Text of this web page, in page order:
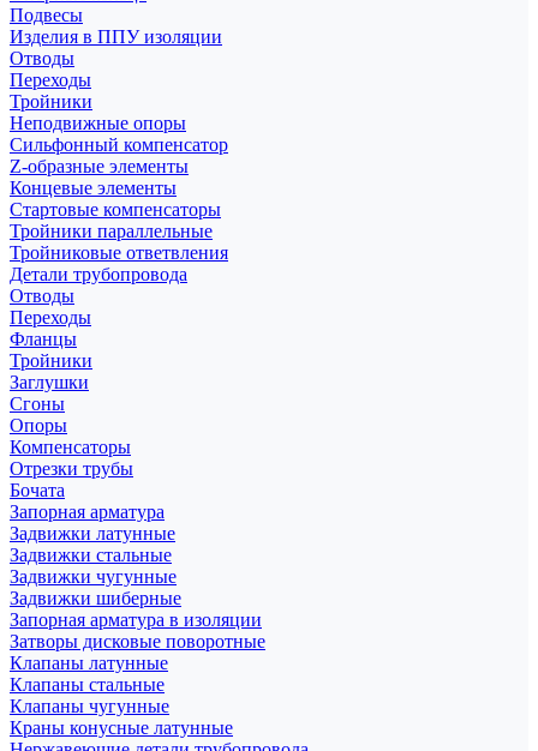
Подвесы
Изделия в ППУ изоляции
Отводы
Переходы
Тройники
Неподвижные опоры
Cильфонный компенсатор
Z-образные элементы
Концевые элементы
Стартовые компенсаторы
Тройники параллельные
Тройниковые ответвления
Детали трубопровода
Отводы
Переходы
Фланцы
Тройники
Заглушки
Сгоны
Опоры
Компенсаторы
Отрезки трубы
Бочата
Запорная арматура
Задвижки латунные
Задвижки стальные
Задвижки чугунные
Задвижки шиберные
Запорная арматура в изоляции
Затворы дисковые поворотные
Клапаны латунные
Клапаны стальные
Клапаны чугунные
Краны конусные латунные